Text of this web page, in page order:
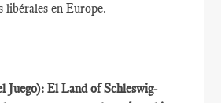
libérales en Europe.
Juego): El Land of Schleswig-